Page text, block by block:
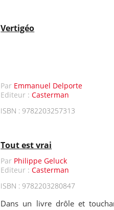
Vertigéo
Par Emmanuel Delporte
Editeur :Casterman
ISBN : 9782203257313
Tout est vrai
Par Philippe Geluck
Editeur :Casterman
ISBN : 9782203280847
Dans un livre drôle et